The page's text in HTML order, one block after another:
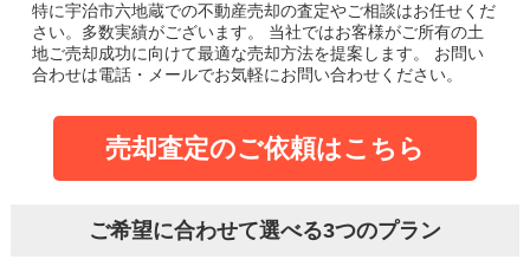
特に宇治市六地蔵での不動産売却の査定やご相談はお任せくだ
さい。多数実績がございます。
当社ではお客様がご所有の土
地ご売却成功に向けて最適な売却方法を提案します。
お問い
合わせは電話・メールでお気軽にお問い合わせください。
売却査定のご依頼はこちら
ご希望に合わせて選べる3つのプラン